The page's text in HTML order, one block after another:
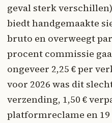
geval sterk
biedt handgemaakte
bruto en overweegt
procent commissie
ongeveer 2,25 € per
voor 2026 was dit
verzending, 1,50 €
platformreclame en